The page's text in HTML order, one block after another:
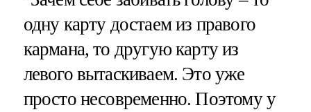
одну карту достаем из правого
кармана, то другую карту из
левого вытаскиваем. Это уже
просто несовременно. Поэтому у